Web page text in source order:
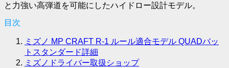
と力強い高弾道を可能にしたハイドロー設計モデル。
目次
ミズノ MP CRAFT R-1 ルール適合モデル QUADバッ
トスタンダード詳細
ミズノドライバー取扱ショップ